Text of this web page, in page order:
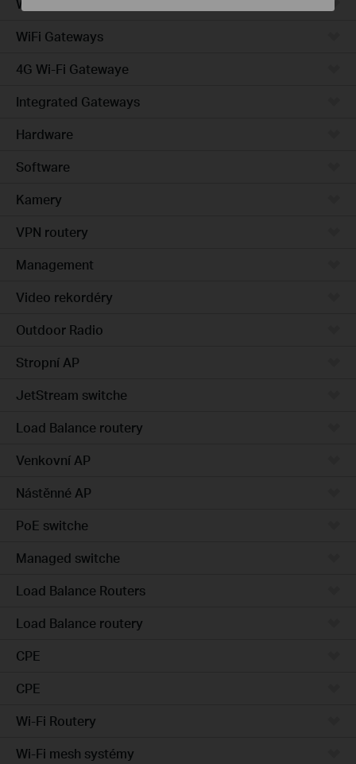
Wired Gateways
WiFi Gateways
4G Wi-Fi Gatewaye
Integrated Gateways
Hardware
Software
Kamery
VPN routery
Management
Video rekordéry
Outdoor Radio
Stropní AP
JetStream switche
Load Balance routery
Venkovní AP
Nástěnné AP
PoE switche
Managed switche
Load Balance Routers
Load Balance routery
CPE
CPE
Wi-Fi Routery
Wi-Fi mesh systémy